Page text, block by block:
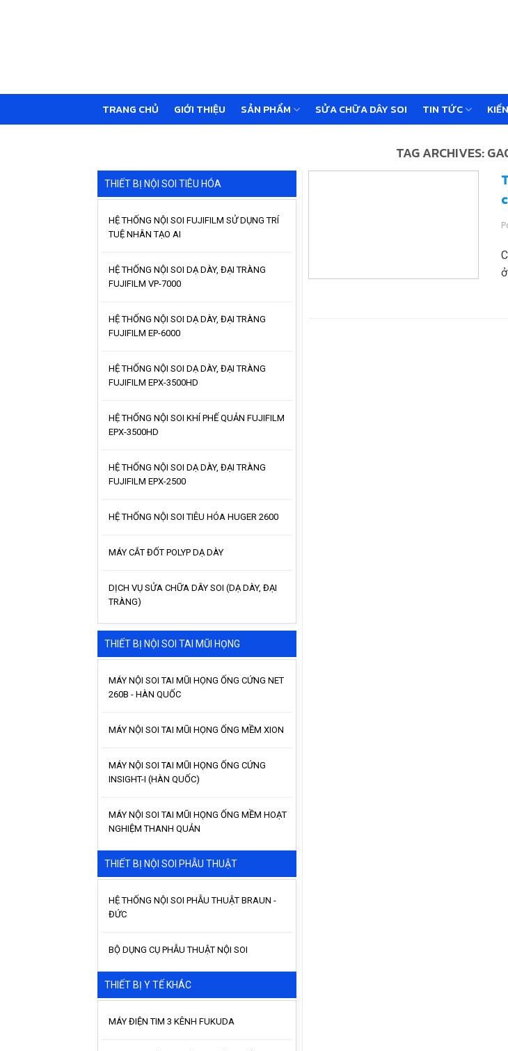
TRANG CHỦ GIỚI THIỆU SẢN PHẨM SỬA CHỮA DÂY SOI TIN TỨC
TAG ARCHIVES:
THIẾT BỊ NỘI SOI TIÊU HÓA
HỆ THỐNG NỘI SOI FUJIFILM SỬ DỤNG TRÍ
TUỆ NHÂN TẠO AI
HỆ THỐNG NỘI SOI DẠ DÀY, ĐẠI TRÀNG
FUJIFILM VP-7000
HỆ THỐNG NỘI SOI DẠ DÀY, ĐẠI TRÀNG
FUJIFILM EP-6000
HỆ THỐNG NỘI SOI DẠ DÀY, ĐẠI TRÀNG
FUJIFILM EPX-3500HD
HỆ THỐNG NỘI SOI KHÍ PHẾ QUẢN FUJIFILM
EPX-3500HD
HỆ THỐNG NỘI SOI DẠ DÀY, ĐẠI TRÀNG
FUJIFILM EPX-2500
HỆ THỐNG NỘI SOI TIÊU HÓA HUGER 2600
MÁY CẮT ĐỐT POLYP DẠ DÀY
DỊCH VỤ SỬA CHỮA DÂY SOI (DẠ DÀY, ĐẠI
TRÀNG)
THIẾT BỊ NỘI SOI TAI MŨI HỌNG
MÁY NỘI SOI TAI MŨI HỌNG ỐNG CỨNG NET
260B - HÀN QUỐC
MÁY NỘI SOI TAI MŨI HỌNG ỐNG MỀM XION
MÁY NỘI SOI TAI MŨI HỌNG ỐNG CỨNG
INSIGHT-I (HÀN QUỐC)
MÁY NỘI SOI TAI MŨI HỌNG ỐNG MỀM HOẠT
NGHIỆM THANH QUẢN
THIẾT BỊ NỘI SOI PHẪU THUẬT
HỆ THỐNG NỘI SOI PHẪU THUẬT BRAUN -
ĐỨC
BỘ DỤNG CỤ PHẪU THUẬT NỘI SOI
THIẾT BỊ Y TẾ KHÁC
MÁY ĐIỆN TIM 3 KÊNH FUKUDA